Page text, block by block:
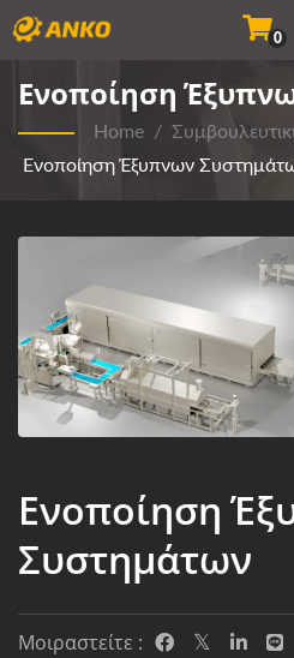
0
Ενοποίηση
Home /
Ενοποίηση Έξυπνων
Ενοποίηση
Συστημάτων
Μοιραστείτε :